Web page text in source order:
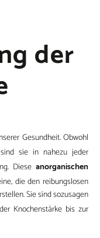
der
Gesundheit. Obwohl
sie in nahezu jeder
Diese anorganischen
die den reibungslosen
Sie sind sozusagen
Knochenstärke bis zur